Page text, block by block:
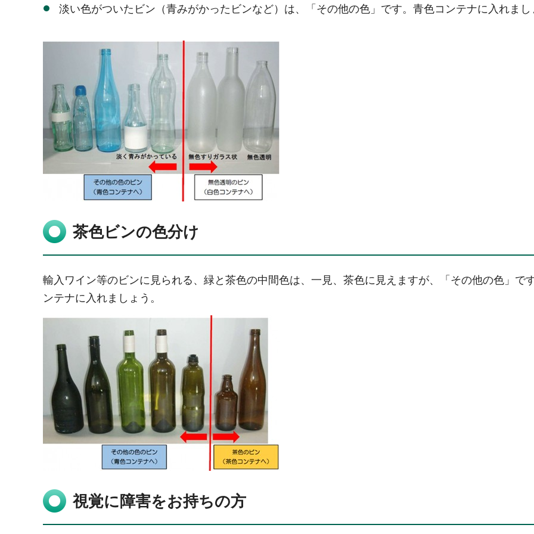
淡い色がついたビン（青みがかったビンなど）は、「その他の色」です。青色コンテナに入れまし
茶色ビンの色分け
輸入ワイン等のビンに見られる、緑と茶色の中間色は、一見、茶色に見えますが、「その他の色」で
ンテナに入れましょう。
視覚に障害をお持ちの方